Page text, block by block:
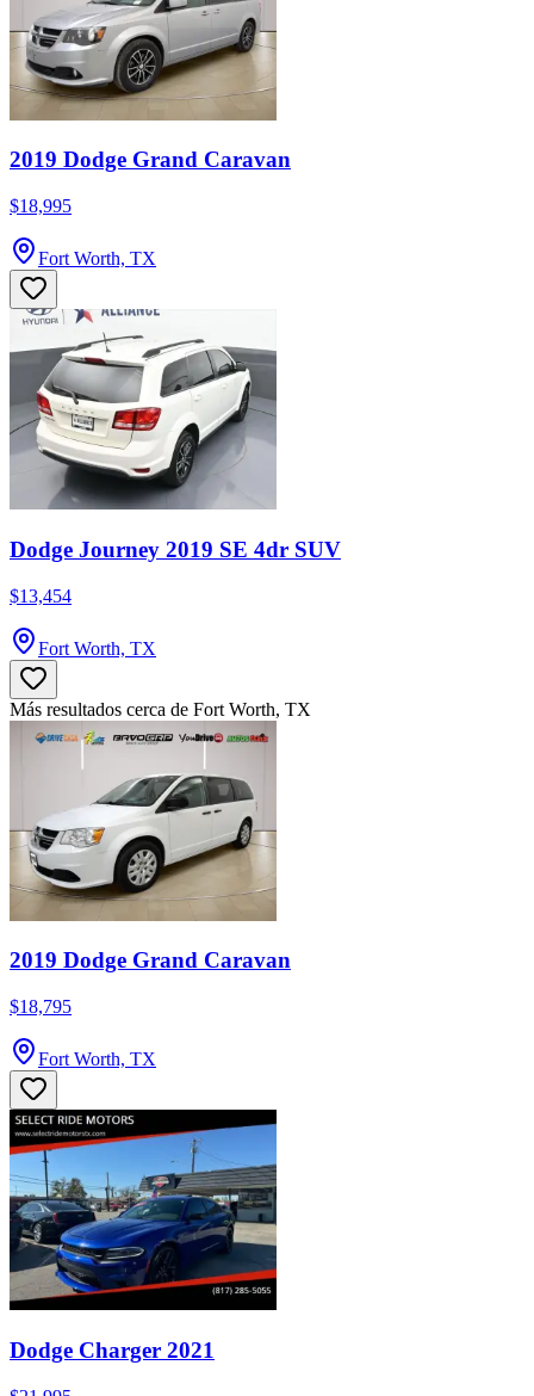
2019 Dodge Grand Caravan
$18,995
Fort Worth, TX
Dodge Journey 2019 SE 4dr SUV
$13,454
Fort Worth, TX
Más resultados cerca de Fort Worth, TX
2019 Dodge Grand Caravan
$18,795
Fort Worth, TX
Dodge Charger 2021